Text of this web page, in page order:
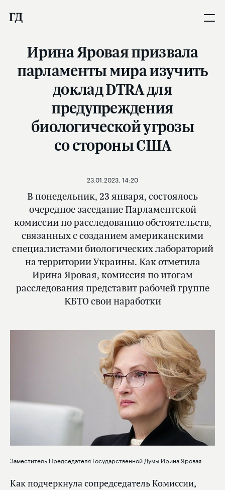
Ирина Яровая призвала
парламенты мира изучить
доклад DTRA для
предупреждения
биологической угрозы
со стороны США
В понедельник, 23 января, состоялось
очередное заседание Парламентской
комиссии по расследованию обстоятельств,
связанных с созданием американскими
специалистами биологических лабораторий
на территории Украины. Как отметила
Ирина Яровая, комиссия по итогам
расследования представит рабочей группе
КБТО свои наработки
23.01.2023, 14:20
Заместитель Председателя Государственной Думы Ирина Яровая
Как подчеркнула сопредседатель Комиссии,